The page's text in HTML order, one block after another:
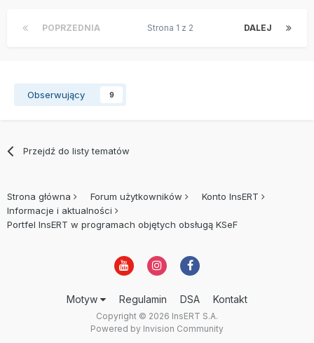
POPRZEDNIA DALEJ
Strona 1 z 2
Obserwujący 9
Przejdź do listy tematów
Strona główna Forum użytkowników
Konto InsERT
Informacje i aktualności
Portfel InsERT w programach objętych obsługą KSeF
Motyw Regulamin DSA Kontakt
Copyright © 2026 InsERT S.A.
Powered by Invision Community